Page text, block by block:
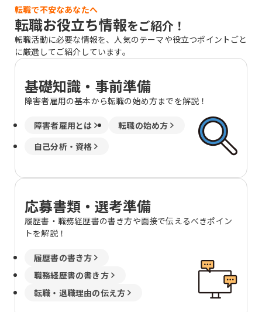
転職で不安なあなたへ
転職お役立ち情報をご紹介！
転職活動に必要な情報を、人気のテーマや役立つポイントごと
に厳選してご紹介しています。
基礎知識・事前準備
障害者雇用の基本から転職の始め方までを解説！
障害者雇用とは
転職の始め方
自己分析・資格
応募書類・選考準備
履歴書・職務経歴書の書き方や面接で伝えるべきポイン
トを解説！
履歴書の書き方
職務経歴書の書き方
転職・退職理由の伝え方